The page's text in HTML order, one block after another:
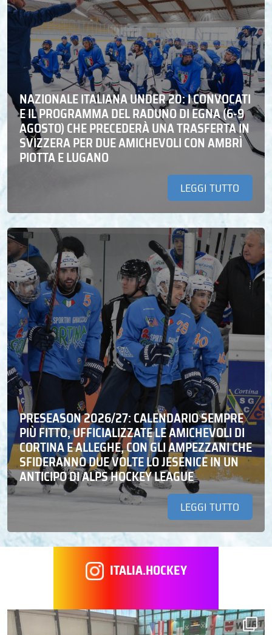
NAZIONALE ITALIANA UNDER 20: I CONVOCATI
E IL PROGRAMMA DEL RADUNO DI EGNA (6-9
AGOSTO) CHE PRECEDERÀ UNA TRASFERTA IN
SVIZZERA PER DUE AMICHEVOLI CON AMBRÌ
PIOTTA E LUGANO
LEGGI TUTTO
PRESEASON 2026/27: CALENDARIO SEMPRE
PIÙ FITTO, UFFICIALIZZATE LE AMICHEVOLI DI
CORTINA E ALLEGHE, CON GLI AMPEZZANI CHE
SFIDERANNO DUE VOLTE LO JESENICE IN UN
ANTICIPO DI ALPS HOCKEY LEAGUE
LEGGI TUTTO
ITALIA.HOCKEY